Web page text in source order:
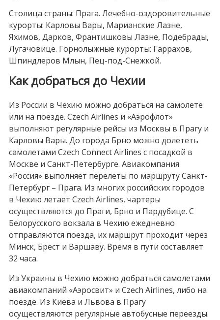
Столица страны: Прага. Лечебно-оздоровительные
курорты: Карловы Вары, Марианские Лазне,
Яхимов, Дарков, Франтишковы Лазне, Подебрады,
Лугачовице. Горнолыжные курорты: Гаррахов,
Шпиндлеров Млын, Пец-под-Снежкой.
Как добраться до Чехии
Из России в Чехию можно добраться на самолете
или на поезде. Czech Airlines и «Аэрофлот»
выполняют регулярные рейсы из Москвы в Прагу и
Карловы Вары. До города Брно можно долететь
самолетами Czech Connect Airlines с посадкой в
Москве и Санкт-Петербурге. Авиакомпания
«Россия» выполняет перелеты по маршруту Санкт-
Петербург – Прага. Из многих российских городов
в Чехию летает Czech Airlines, чартеры
осуществляются до Праги, Брно и Пардубице. С
Белорусского вокзала в Чехию ежедневно
отправляются поезда, их маршрут проходит через
Минск, Брест и Варшаву. Время в пути составляет
32 часа.
Из Украины в Чехию можно добраться самолетами
авиакомпаний «Аэросвит» и Czech Airlines, либо на
поезде. Из Киева и Львова в Прагу
осуществляются регулярные автобусные переезды.